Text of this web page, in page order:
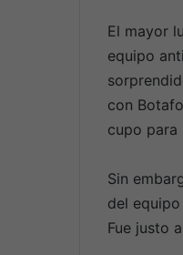
El mayor
equipo
con
cupo para
Sin
del
Fue justo